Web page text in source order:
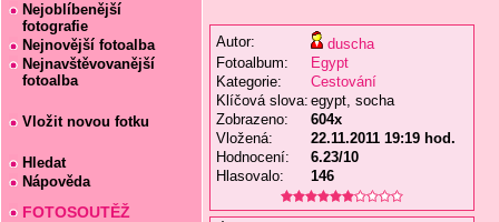
Nejoblíbenější
fotografie
Nejnovější fotoalba
Nejnavštěvovanější
fotoalba
Vložit novou fotku
Hledat
Nápověda
FOTOSOUTĚŽ
Autor:
duscha
Fotoalbum:
Egypt
Kategorie:
Cestování
Klíčová slova: egypt, socha
Zobrazeno:
604x
Vložená:
22.11.2011 19:19 hod.
Hodnocení:
6.23/10
Hlasovalo:
146